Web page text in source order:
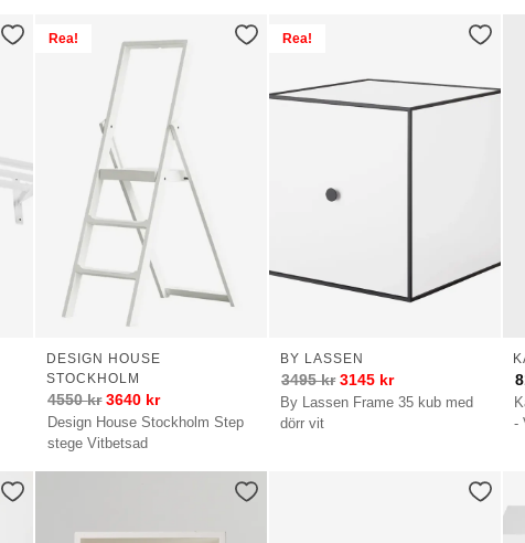
Rea!
Design House Stockholm Step
stege Vitbetsad
DESIGN HOUSE
STOCKHOLM
4550kr 3640 kr
Rea!
By Lassen Frame 35 kub med
dörr vit
BY LASSEN
3495kr 3145 kr
-